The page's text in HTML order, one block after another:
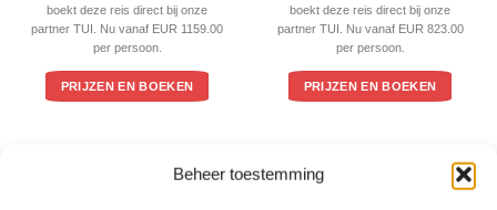
Beheer toestemming
boekt deze reis direct bij onze
partner TUI. Nu vanaf EUR 1159.00
per persoon.
PRIJZEN EN BOEKEN
boekt deze reis direct bij onze
partner TUI. Nu vanaf EUR 823.00
per persoon.
PRIJZEN EN BOEKEN